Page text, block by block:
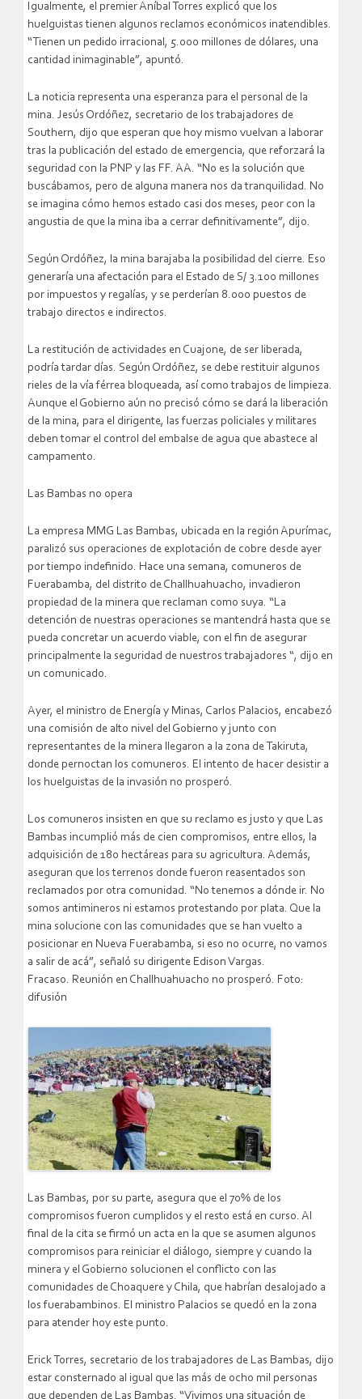
Igualmente, el premier Aníbal Torres explicó que los
huelguistas tienen algunos reclamos económicos inatendibles.
“Tienen un pedido irracional, 5.000 millones de dólares, una
cantidad inimaginable”, apuntó.
La noticia representa una esperanza para el personal de la
mina. Jesús Ordóñez, secretario de los trabajadores de
Southern, dijo que esperan que hoy mismo vuelvan a laborar
tras la publicación del estado de emergencia, que reforzará la
seguridad con la PNP y las FF. AA. “No es la solución que
buscábamos, pero de alguna manera nos da tranquilidad. No
se imagina cómo hemos estado casi dos meses, peor con la
angustia de que la mina iba a cerrar definitivamente”, dijo.
Según Ordóñez, la mina barajaba la posibilidad del cierre. Eso
generaría una afectación para el Estado de S/ 3.100 millones
por impuestos y regalías, y se perderían 8.000 puestos de
trabajo directos e indirectos.
La restitución de actividades en Cuajone, de ser liberada,
podría tardar días. Según Ordóñez, se debe restituir algunos
rieles de la vía férrea bloqueada, así como trabajos de limpieza.
Aunque el Gobierno aún no precisó cómo se dará la liberación
de la mina, para el dirigente, las fuerzas policiales y militares
deben tomar el control del embalse de agua que abastece al
campamento.
Las Bambas no opera
La empresa MMG Las Bambas, ubicada en la región Apurímac,
paralizó sus operaciones de explotación de cobre desde ayer
por tiempo indefinido. Hace una semana, comuneros de
Fuerabamba, del distrito de Challhuahuacho, invadieron
propiedad de la minera que reclaman como suya. “La
detención de nuestras operaciones se mantendrá hasta que se
pueda concretar un acuerdo viable, con el fin de asegurar
principalmente la seguridad de nuestros trabajadores “, dijo en
un comunicado.
Ayer, el ministro de Energía y Minas, Carlos Palacios, encabezó
una comisión de alto nivel del Gobierno y junto con
representantes de la minera llegaron a la zona de Takiruta,
donde pernoctan los comuneros. El intento de hacer desistir a
los huelguistas de la invasión no prosperó.
Los comuneros insisten en que su reclamo es justo y que Las
Bambas incumplió más de cien compromisos, entre ellos, la
adquisición de 180 hectáreas para su agricultura. Además,
aseguran que los terrenos donde fueron reasentados son
reclamados por otra comunidad. “No tenemos a dónde ir. No
somos antimineros ni estamos protestando por plata. Que la
mina solucione con las comunidades que se han vuelto a
posicionar en Nueva Fuerabamba, si eso no ocurre, no vamos
a salir de acá”, señaló su dirigente Edison Vargas.
Fracaso. Reunión en Challhuahuacho no prosperó. Foto:
difusión
Las Bambas, por su parte, asegura que el 70% de los
compromisos fueron cumplidos y el resto está en curso. Al
final de la cita se firmó un acta en la que se asumen algunos
compromisos para reiniciar el diálogo, siempre y cuando la
minera y el Gobierno solucionen el conflicto con las
comunidades de Choaquere y Chila, que habrían desalojado a
los fuerabambinos. El ministro Palacios se quedó en la zona
para atender hoy este punto.
Erick Torres, secretario de los trabajadores de Las Bambas, dijo
estar consternado al igual que las más de ocho mil personas
que dependen de Las Bambas. “Vivimos una situación de